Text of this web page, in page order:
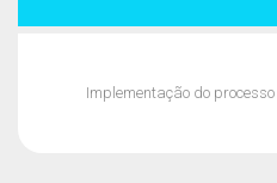
Implementação do